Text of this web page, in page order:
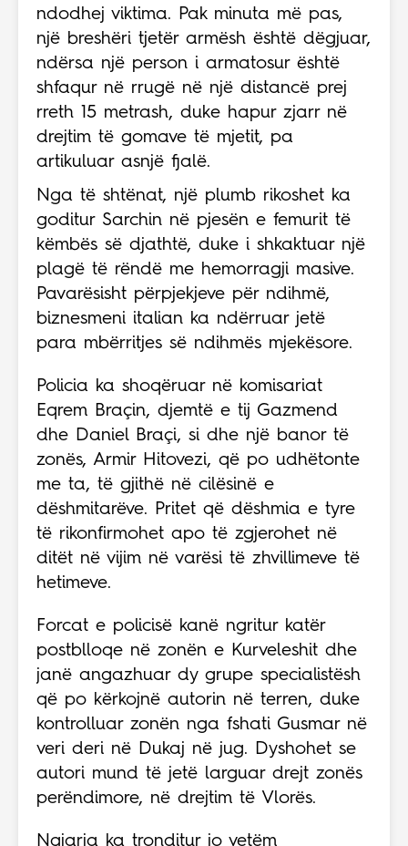
ndodhej viktima. Pak minuta më pas,
një breshëri tjetër armësh është dëgjuar,
ndërsa një person i armatosur është
shfaqur në rrugë në një distancë prej
rreth 15 metrash, duke hapur zjarr në
drejtim të gomave të mjetit, pa
artikuluar asnjë fjalë.
Nga të shtënat, një plumb rikoshet ka
goditur Sarchin në pjesën e femurit të
këmbës së djathtë, duke i shkaktuar një
plagë të rëndë me hemorragji masive.
Pavarësisht përpjekjeve për ndihmë,
biznesmeni italian ka ndërruar jetë
para mbërritjes së ndihmës mjekësore.
Policia ka shoqëruar në komisariat
Eqrem Braçin, djemtë e tij Gazmend
dhe Daniel Braçi, si dhe një banor të
zonës, Armir Hitovezi, që po udhëtonte
me ta, të gjithë në cilësinë e
dëshmitarëve. Pritet që dëshmia e tyre
të rikonfirmohet apo të zgjerohet në
ditët në vijim në varësi të zhvillimeve të
hetimeve.
Forcat e policisë kanë ngritur katër
postblloqe në zonën e Kurveleshit dhe
janë angazhuar dy grupe specialistësh
që po kërkojnë autorin në terren, duke
kontrolluar zonën nga fshati Gusmar në
veri deri në Dukaj në jug. Dyshohet se
autori mund të jetë larguar drejt zonës
perëndimore, në drejtim të Vlorës.
Ngjarja ka tronditur jo vetëm